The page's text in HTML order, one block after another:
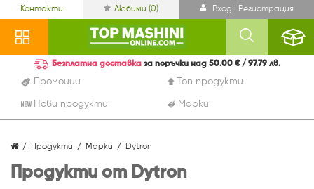
Контакти Любими (0) Вход | Регистрация
Промоции Топ продукти
Нови продукти Марки
Безплатна доставка за поръчки над 50.00 € / 97.79 лв.
Продукти Марки Dytron
Продукти от Dytron